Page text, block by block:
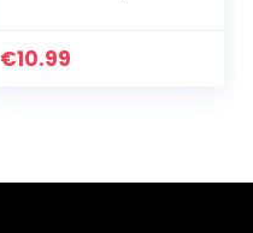
Metalen
€10.99